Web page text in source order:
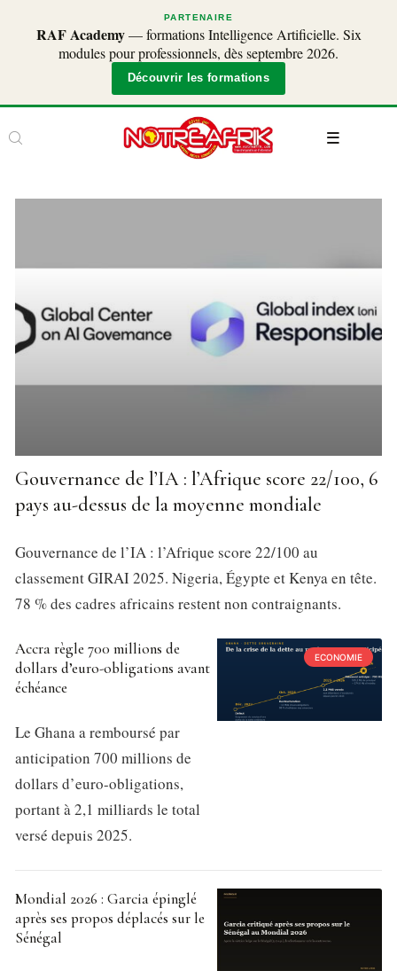
PARTENAIRE
RAF Academy— formations Intelligence Artificielle. Six
modules pour professionnels, dès septembre 2026.
Découvrir les formations
Gouvernance de l’IA : l’Afrique score 22/100, 6
pays au-dessus de la moyenne mondiale
Gouvernance de l’IA : l’Afrique score 22/100 au
classement GIRAI 2025. Nigeria, Égypte et Kenya en tête.
78 % des cadres africains restent non contraignants.
ECONOMIE
Accra règle 700 millions de
dollars d’euro-obligations avant
échéance
Le Ghana a remboursé par
anticipation 700 millions de
dollars d’euro-obligations,
portant à 2,1 milliards le total
versé depuis 2025.
Mondial 2026 : Garcia épinglé
après ses propos déplacés sur le
Sénégal